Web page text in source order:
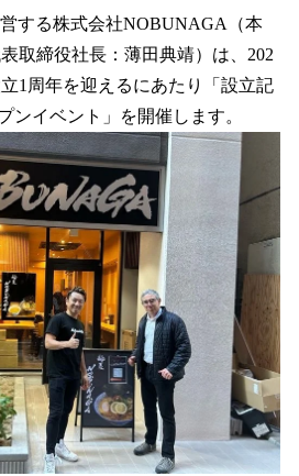
する株式会社NOBUNAGA（本
取締役社長：薄田典靖）は、202
1周年を迎えるにあたり「設立記
ンイベント」を開催します。